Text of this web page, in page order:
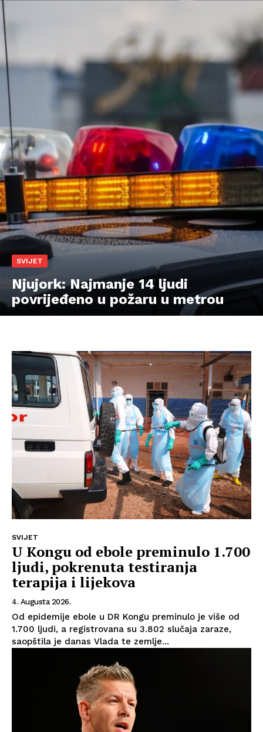
SVIJET
Njujork: Najmanje 14 ljudi
povrijeđeno u požaru u metrou
SVIJET
U Kongu od ebole preminulo 1.700
ljudi, pokrenuta testiranja
terapija i lijekova
4. Augusta 2026.
Od epidemije ebole u DR Kongu preminulo je više od
1.700 ljudi, a registrovana su 3.802 slučaja zaraze,
saopštila je danas Vlada te zemlje...